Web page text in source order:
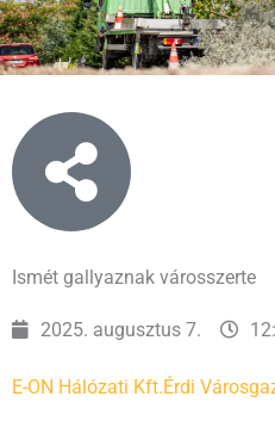
Ismét gallyaznak városszerte
2025. augusztus 7.
E-ON Hálózati Kft.Érdi